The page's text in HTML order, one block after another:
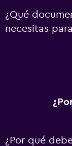
¿Qué
necesitas
¿Por qué